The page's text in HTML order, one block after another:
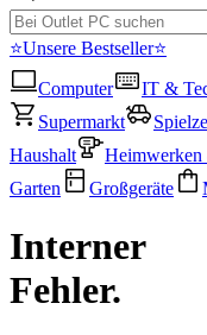
⭐Unsere Bestseller⭐
Computer
IT &
Supermarkt
Haushalt
Garten
Großgeräte
Interner
Fehler.